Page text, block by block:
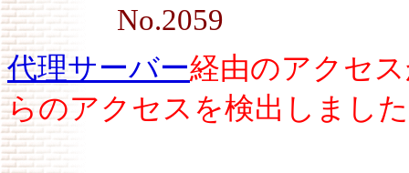
No.2059
代理サーバー経由のアクセ
らのアクセスを検出しまし